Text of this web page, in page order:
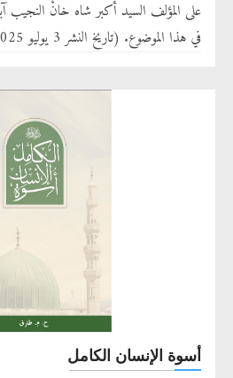
على المؤلف السيد أكبر شاه خانْ
في هذا الموضوع. (تاريخ النشر 3 يوليو 2025)
أسوة الإنسان الكامل